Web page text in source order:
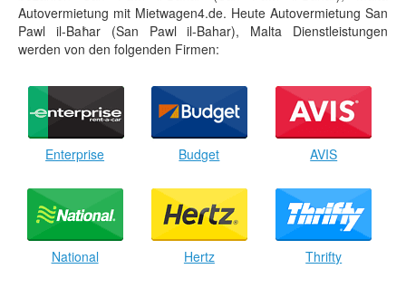
Autovermietung mit Mietwagen4.de. Heute Autovermietung San
Pawl il-Baħar (San Pawl il-Bahar), Malta Dienstleistungen
werden von den folgenden Firmen:
Enterprise Budget AVIS
National Hertz Thrifty